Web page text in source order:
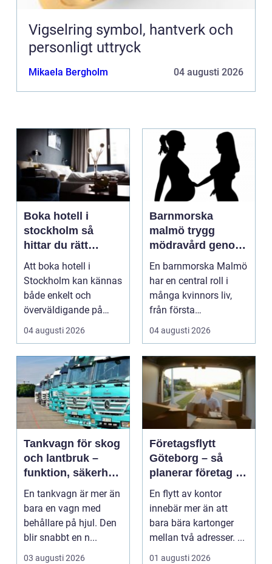
Vigselring symbol, hantverk och
personligt uttryck
Mikaela Bergholm 04 augusti 2026
Boka hotell i
stockholm så
hittar du rätt
boende för din
vistelse
Att boka hotell i
Stockholm kan kännas
både enkelt och
överväldigande på
samma gång. Utbudet
är stor...
04 augusti 2026
Barnmorska
malmö trygg
mödravård genom
hela livet
En barnmorska Malmö
har en central roll i
många kvinnors liv,
från första
preventivmedelsrådgiv
ninge...
04 augusti 2026
Tankvagn för skog
och lantbruk –
funktion, säkerhet
och smarta val
En tankvagn är mer än
bara en vagn med
behållare på hjul. Den
blir snabbt en n...
03 augusti 2026
Företagsflytt
Göteborg – så
planerar företag en
smidig och trygg
flytt
En flytt av kontor
innebär mer än att
bara bära kartonger
mellan två adresser. ...
01 augusti 2026